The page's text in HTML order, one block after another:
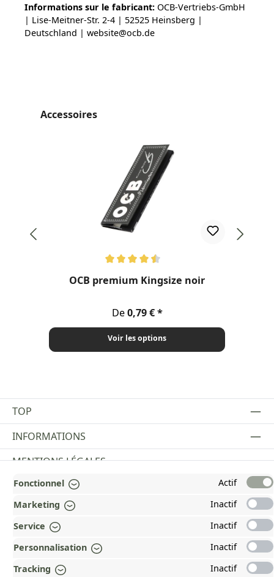
Informations sur le fabricant: OCB-Vertriebs-GmbH
| Lise-Meitner-Str. 2-4 | 52525 Heinsberg |
Deutschland | website@ocb.de
Ignorer la galerie de produits
Accessoires
OCB premium Kingsize noir
Prix régulier :
De0,79 €
Voir les options
TOP
INFORMATIONS
MENTIONS LÉGALES
PAYMENT AND SHIPPING METHODS
RÉCOMPENSÉ ET CERTIFIÉ !
OUR COMMUNITIES
Fonctionnel
Actif
Marketing
Inactif
Service
Inactif
Personnalisation
Inactif
Tracking
Inactif